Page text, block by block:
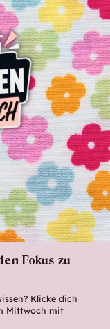
Fokus zu
Klicke dich
Mittwoch mit